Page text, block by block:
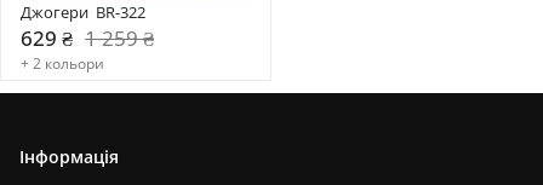
Джогери  BR-322
629 ₴ 1 259 ₴
+ 2 кольори
Інформація